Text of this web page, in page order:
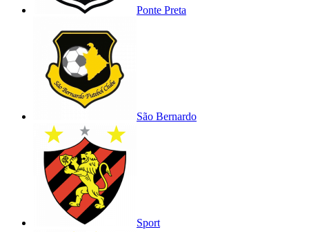
Ponte Preta
São Bernardo
Sport